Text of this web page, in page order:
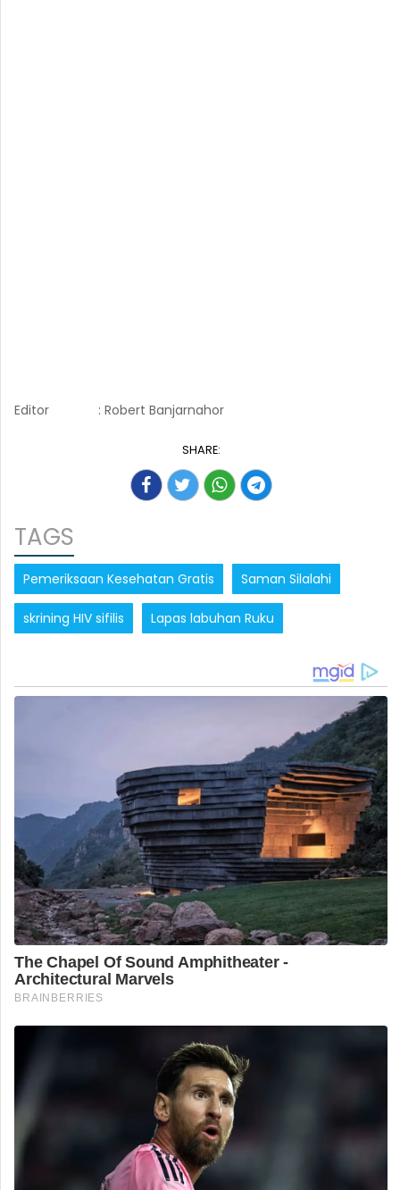
Editor : Robert Banjarnahor
SHARE:
TAGS
Pemeriksaan Kesehatan Gratis Saman Silalahi
skrining HIV sifilis Lapas labuhan Ruku